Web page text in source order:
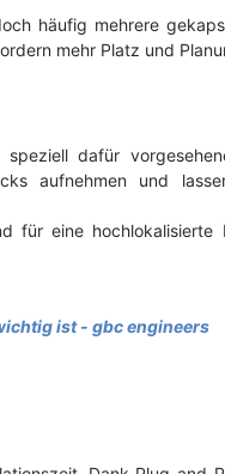
häufig mehrere
mehr Platz und
dafür
aufnehmen und
für eine
ist - gbc engineers